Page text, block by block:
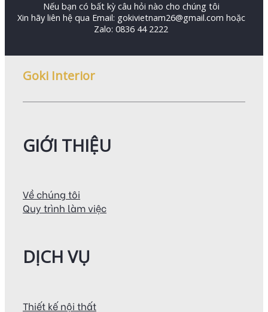
Nếu bạn có bất kỳ câu hỏi nào cho chúng tôi
Xin hãy liên hệ qua Email: gokivietnam26@gmail.com hoặc
Zalo: 0836 44 2222
Goki Interior
GIỚI THIỆU
Về chúng tôi
Quy trình làm việc
DỊCH VỤ
Thiết kế nội thất